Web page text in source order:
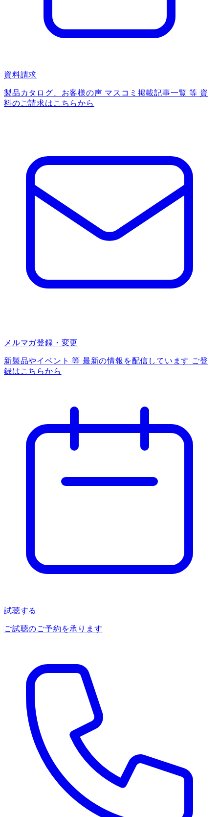
資料請求
製品カタログ、お客様の声 マスコミ掲載記事一覧 等 資
料のご請求はこちらから
メルマガ登録・変更
新製品やイベント 等 最新の情報を配信しています ご登
録はこちらから
試聴する
ご試聴のご予約を承ります